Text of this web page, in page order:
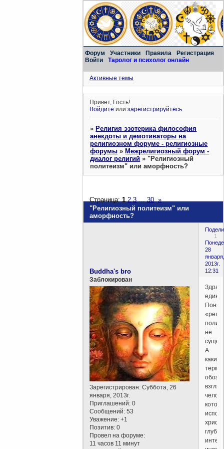
Форум Участники Правила
Регистрация
Войти
Таролог и психолог онлайн
Активные темы
Привет, Гость!
Войдите илизарегистрируйтесь.
»Религия эзотерика философия
анекдоты и демотиваторы на
религиозном форуме - религиозные
форумы »Межрелигиозный форум -
диалог религий »"Религиозный
политеизм" или аморфность?
"Религиозный политеизм" или
аморфность?
Страница:1 2 3 … 30 »
1
28
января,
2013г.
12:31
Buddha's bro
Заблокирован
Зарегистрирован: Суббота, 26
января, 2013г.
Приглашений: 0
Сообщений: 53
Уважение: +1
Позитив: 0
Провел на форуме:
11 часов 11 минут
не
А
каким